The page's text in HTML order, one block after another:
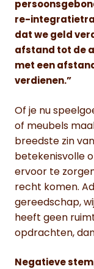
re-
dat we geld
afstand tot de
met een
verdienen.”
Of je nu
of meubels
breedste zin
betekenisvolle
ervoor te
recht komen.
gereedschap,
heeft geen
opdrachten,
Negatieve